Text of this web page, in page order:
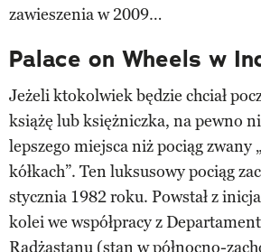
zawieszenia w 2009…
Palace on Wheels w
Jeżeli ktokolwiek będzie chciał
książę lub księżniczka, na pewno
lepszego miejsca niż pociąg zwany
kółkach”. Ten luksusowy pociąg
stycznia 1982 roku. Powstał z
kolei we współpracy z
Radżastanu (stan w północno-